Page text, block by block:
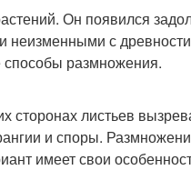
Он появился
неизменными с
размножения.
сторонах листьев
и споры.
имеет свои